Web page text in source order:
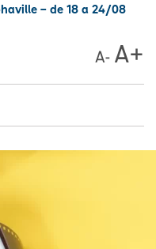
– de 18 a 24/08